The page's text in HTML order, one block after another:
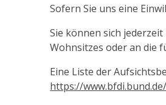
Sofern Sie uns eine
Sie können sich
Wohnsitzes oder an die
Eine Liste der
https://